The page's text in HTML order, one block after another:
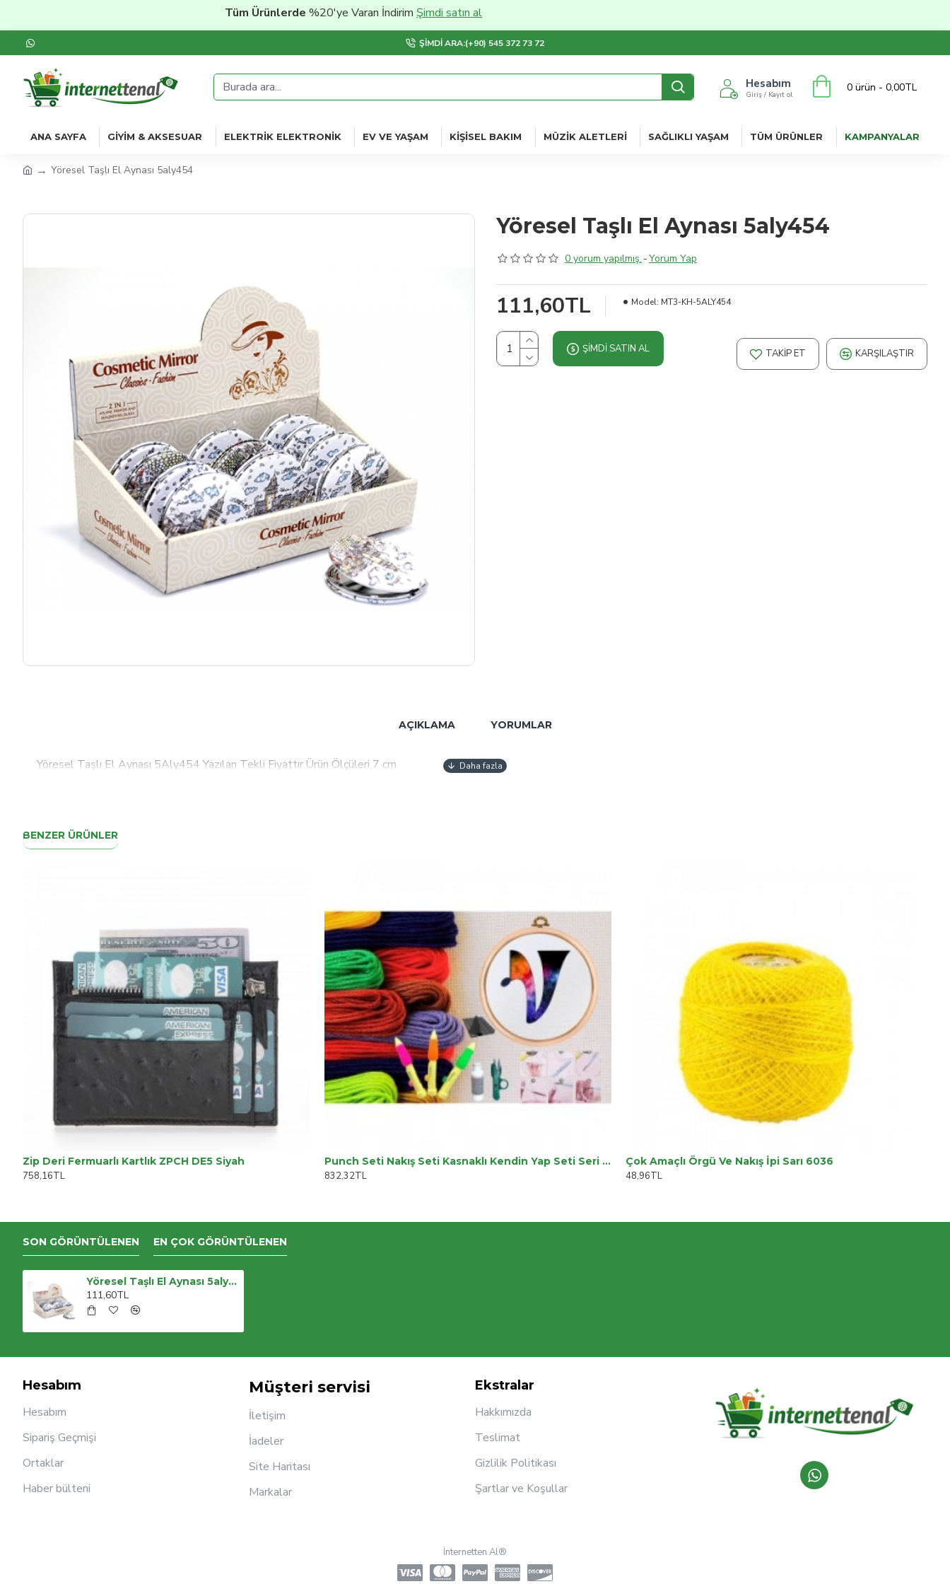
Tüm Ürünlerde%20'ye Varan İndirim Şimdi satın al
ŞIMDI ARA:(+90) 545 372 73 72
Hesabım
Giriş / Kayıt ol
0 ürün - 0,00TL
ANA SAYFA GIYIM & AKSESUAR ELEKTRIK ELEKTRONIK EV VE YAŞAM KIŞISEL BAKIM MÜZIK ALETLERI SAĞLIKLI YAŞAM TÜM ÜRÜNLER KAMPANYALAR
Yöresel Taşlı El Aynası 5aly454
Yöresel Taşlı El Aynası 5aly454
0 yorum yapılmış. -Yorum Yap
111,60TL Model: MT3-KH-5ALY454
ŞIMDI SATIN AL TAKIP ET KARŞILAŞTIR
AÇIKLAMA YORUMLAR
Yöresel Taşlı El Aynası 5Aly454 Yazılan Tekli Fiyattır.Ürün Ölçüleri 7 cm
BENZER ÜRÜNLER
Zip Deri Fermuarlı Kartlık ZPCH DE5 Siyah
758,16TL
Punch Seti Nakış Seti Kasnaklı Kendin Yap Seti Seri 95
832,32TL
Çok Amaçlı Örgü Ve Nakış İpi Sarı 6036
48,96TL
SON GÖRÜNTÜLENEN EN ÇOK GÖRÜNTÜLENEN
Yöresel Taşlı El Aynası 5aly454
111,60TL
Hesabım
Hesabım
Sipariş Geçmişi
Ortaklar
Haber bülteni
Müşteri servisi
İletişim
İadeler
Site Haritası
Markalar
Ekstralar
Hakkımızda
Teslimat
Gizlilik Politikası
Şartlar ve Koşullar
İnternetten Al®